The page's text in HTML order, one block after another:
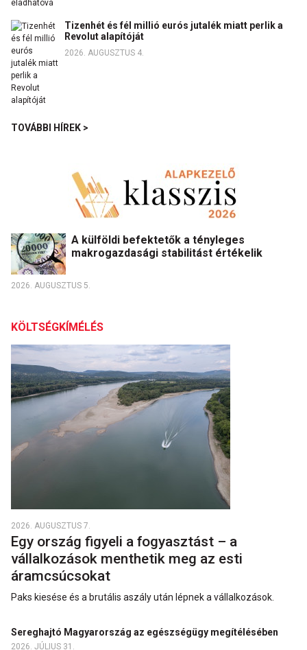
Tizenhét és fél millió eurós jutalék miatt perlik a
Revolut alapítóját
2026. AUGUSZTUS 4.
TOVÁBBI HÍREK >
A külföldi befektetők a tényleges
makrogazdasági stabilitást értékelik
2026. AUGUSZTUS 5.
KÖLTSÉGKÍMÉLÉS
2026. AUGUSZTUS 7.
Egy ország figyeli a fogyasztást – a
vállalkozások menthetik meg az esti
áramcsúcsokat
Paks kiesése és a brutális aszály után lépnek a vállalkozások.
Sereghajtó Magyarország az egészségügy megítélésében
2026. JÚLIUS 31.